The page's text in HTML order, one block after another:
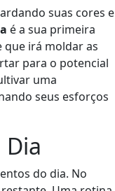
suas cores e
é a sua primeira
irá moldar as
para o potencial
uma
seus esforços
do dia. No